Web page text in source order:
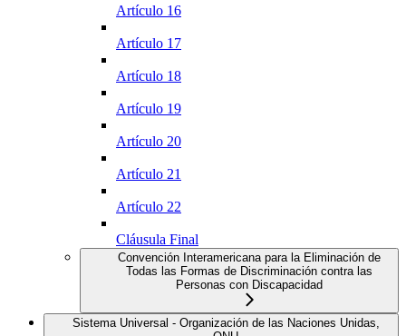
Artículo 16
Artículo 17
Artículo 18
Artículo 19
Artículo 20
Artículo 21
Artículo 22
Cláusula Final
Convención Interamericana para la Eliminación de
Todas las Formas de Discriminación contra las
Personas con Discapacidad
Sistema Universal - Organización de las Naciones Unidas,